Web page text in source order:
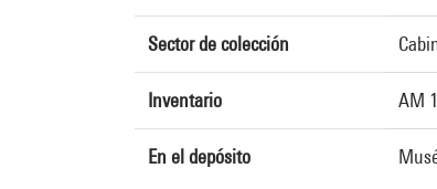
Sector de colección
Inventario AM
En el depósito